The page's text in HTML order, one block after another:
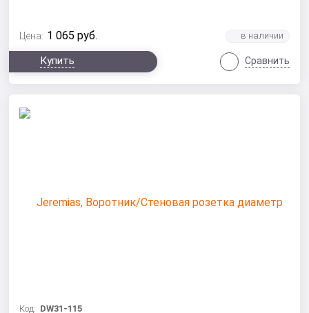
Цена: 1 065 руб.
Купить Сравнить
Код: DW31-115